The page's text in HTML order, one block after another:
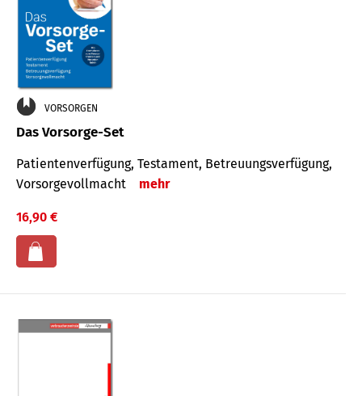
VORSORGEN
Das Vorsorge-Set
Patienten­ver­fügung, Testa­ment, Be­treuungs­verfü­gung,
Vor­sorge­voll­macht
mehr
16,90 €